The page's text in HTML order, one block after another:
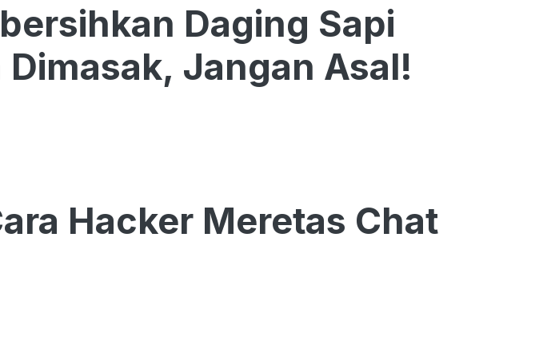
Daging Sapi
Jangan Asal!
Hacker Meretas Chat